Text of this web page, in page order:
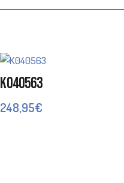
K040563
248,95€